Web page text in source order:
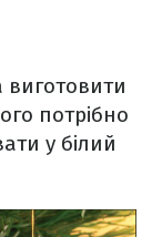
виготовити
потрібно
у білий